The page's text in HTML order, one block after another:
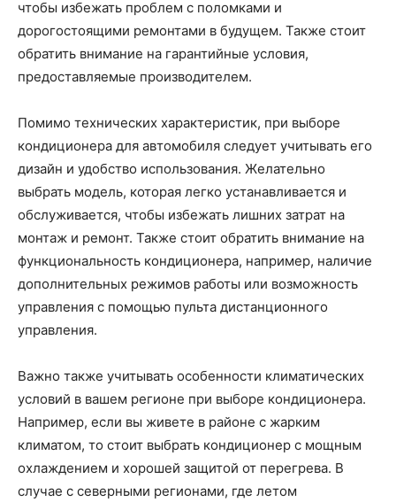
чтобы избежать проблем с поломками и
дорогостоящими ремонтами в будущем. Также стоит
обратить внимание на гарантийные условия,
предоставляемые производителем.
Помимо технических характеристик, при выборе
кондиционера для автомобиля следует учитывать его
дизайн и удобство использования. Желательно
выбрать модель, которая легко устанавливается и
обслуживается, чтобы избежать лишних затрат на
монтаж и ремонт. Также стоит обратить внимание на
функциональность кондиционера, например, наличие
дополнительных режимов работы или возможность
управления с помощью пульта дистанционного
управления.
Важно также учитывать особенности климатических
условий в вашем регионе при выборе кондиционера.
Например, если вы живете в районе с жарким
климатом, то стоит выбрать кондиционер с мощным
охлаждением и хорошей защитой от перегрева. В
случае с северными регионами, где летом